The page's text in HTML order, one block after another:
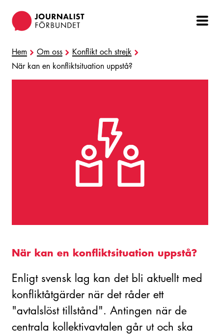
Hem Om oss
Konflikt och strejk
När kan en konfliktsituation uppstå?
När kan en konfliktsituation uppstå?
Enligt svensk lag kan det bli aktuellt med
konfliktåtgärder när det råder ett
"avtalslöst tillstånd". Antingen när de
centrala kollektivavtalen går ut och ska